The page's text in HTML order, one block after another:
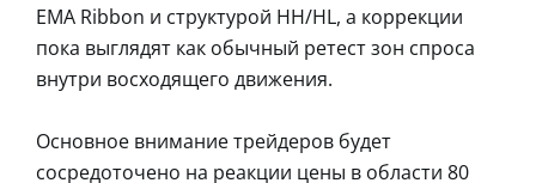
EMA Ribbon и структурой HH/HL, а коррекции
пока выглядят как обычный ретест зон спроса
внутри восходящего движения.
Основное внимание трейдеров будет
сосредоточено на реакции цены в области 80